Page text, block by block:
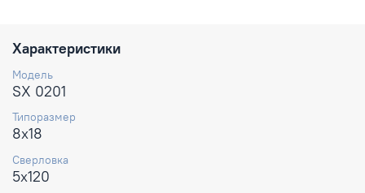
Характеристики
Модель
SX 0201
Типоразмер
8x18
Сверловка
5x120